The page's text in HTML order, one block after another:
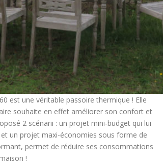
est une véritable passoire thermique ! Elle
souhaite en effet améliorer son confort et
2 scénarii : un projet mini-budget qui lui
un projet maxi-économies sous forme de
permet de réduire ses consommations
!